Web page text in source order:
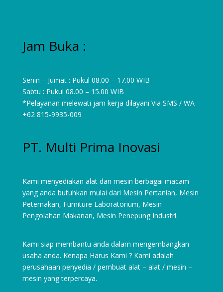
Jam Buka :
Senin – Jumat : Pukul 08.00 – 17.00 WIB
Sabtu : Pukul 08.00 – 15.00 WIB
*Pelayanan melewati jam kerja dilayani Via SMS / WA
+62 815-9935-009
PT. Multi Prima Inovasi
Kami menyediakan alat dan mesin berbagai macam
yang anda butuhkan mulai dari Mesin Pertanian, Mesin
Peternakan, Furniture Laboratorium, Mesin
Pengolahan Makanan, Mesin Penepung Industri.
Kami siap membantu anda dalam mengembangkan
usaha anda. Kenapa Harus Kami ? Kami adalah
perusahaan penyedia / pembuat alat – alat / mesin –
mesin yang terpercaya.